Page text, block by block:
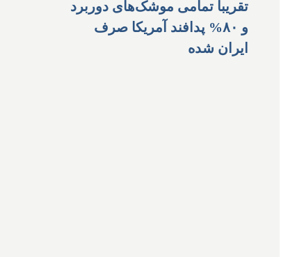
تقریبا تمامی موشک‌های دوربرد
و ۸۰% پدافند آمریکا صرف
ایران شده